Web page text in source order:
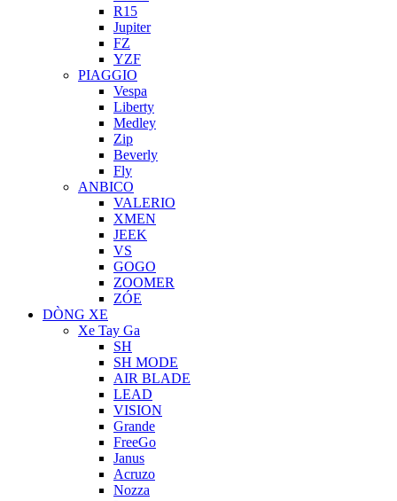
R15
Jupiter
FZ
YZF
PIAGGIO
Vespa
Liberty
Medley
Zip
Beverly
Fly
ANBICO
VALERIO
XMEN
JEEK
VS
GOGO
ZOOMER
ZÓE
DÒNG XE
Xe Tay Ga
SH
SH MODE
AIR BLADE
LEAD
VISION
Grande
FreeGo
Janus
Acruzo
Nozza